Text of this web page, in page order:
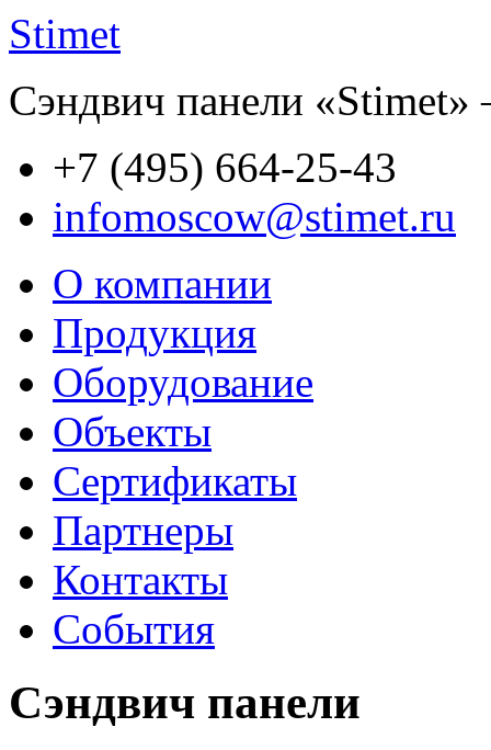
Stimet
Сэндвич панели
+7 (495) 664-25-43
infomoscow@stimet.ru
О компании
Продукция
Оборудование
Объекты
Сертификаты
Партнеры
Контакты
События
Сэндвич панели